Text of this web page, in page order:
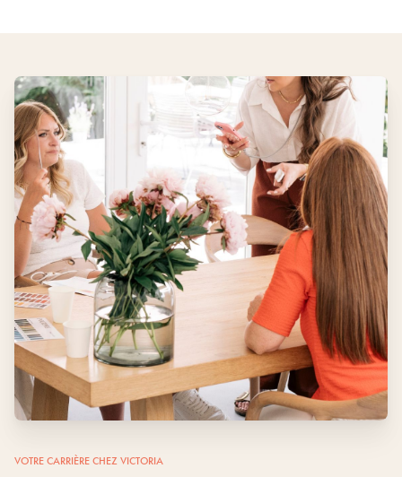
VOTRE CARRIÈRE CHEZ VICTORIA